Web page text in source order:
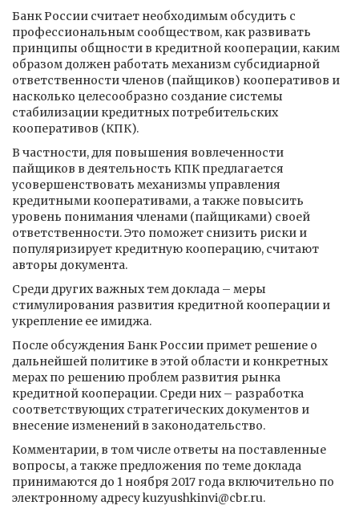
Банк России считает необходимым обсудить с
профессиональным сообществом, как развивать
принципы общности в кредитной кооперации, каким
образом должен работать механизм субсидиарной
ответственности членов (пайщиков) кооперативов и
насколько целесообразно создание системы
стабилизации кредитных потребительских
кооперативов (КПК).
В частности, для повышения вовлеченности
пайщиков в деятельность КПК предлагается
усовершенствовать механизмы управления
кредитными кооперативами, а также повысить
уровень понимания членами (пайщиками) своей
ответственности. Это поможет снизить риски и
популяризирует кредитную кооперацию, считают
авторы документа.
Среди других важных тем доклада – меры
стимулирования развития кредитной кооперации и
укрепление ее имиджа.
После обсуждения Банк России примет решение о
дальнейшей политике в этой области и конкретных
мерах по решению проблем развития рынка
кредитной кооперации. Среди них – разработка
соответствующих стратегических документов и
внесение изменений в законодательство.
Комментарии, в том числе ответы на поставленные
вопросы, а также предложения по теме доклада
принимаются до 1 ноября 2017 года включительно по
электронному адресу kuzyushkinvi@cbr.ru.